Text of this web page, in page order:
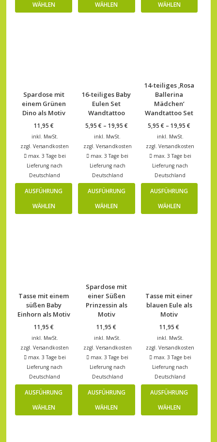
WÄHLEN
WÄHLEN
WÄHLEN
Spardose mit
einem Grünen
Dino als Motiv
11,95 €
inkl. MwSt.
zzgl.Versandkosten
max. 3 Tage bei
Lieferung nach
Deutschland
AUSFÜHRUNG
WÄHLEN
16-teiliges Baby
Eulen Set
Wandtattoo
5,95 € – 19,95 €
inkl. MwSt.
zzgl. Versandkosten
max. 3 Tage bei
Lieferung nach
Deutschland
AUSFÜHRUNG
WÄHLEN
14-teiliges ‚Rosa
Ballerina
Mädchen‘
Wandtattoo Set
5,95€ –19,95€
inkl. MwSt.
zzgl.Versandkosten
max. 3 Tage bei
Lieferung nach
Deutschland
AUSFÜHRUNG
WÄHLEN
Tasse mit einem
süßen Baby
Einhorn als Motiv
11,95 €
inkl. MwSt.
zzgl.Versandkosten
max. 3 Tage bei
Lieferung nach
Deutschland
AUSFÜHRUNG
WÄHLEN
Spardose mit
einer Süßen
Prinzessin als
Motiv
11,95€
inkl. MwSt.
zzgl. Versandkosten
max. 3 Tage bei
Lieferung nach
Deutschland
AUSFÜHRUNG
WÄHLEN
Tasse mit einer
blauen Eule als
Motiv
11,95 €
inkl. MwSt.
zzgl.Versandkosten
max. 3 Tage bei
Lieferung nach
Deutschland
AUSFÜHRUNG
WÄHLEN